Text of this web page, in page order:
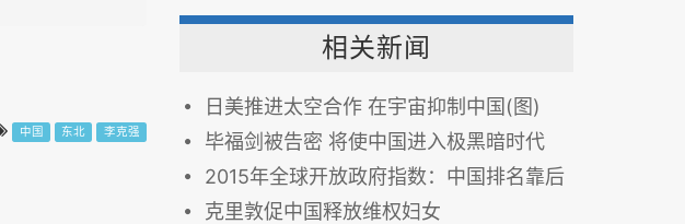
中国 东北 李克强
相关新闻
日美推进太空合作 在宇宙抑制中国(图)
毕福剑被告密 将使中国进入极黑暗时代
2015年全球开放政府指数：中国排名靠后
克里敦促中国释放维权妇女